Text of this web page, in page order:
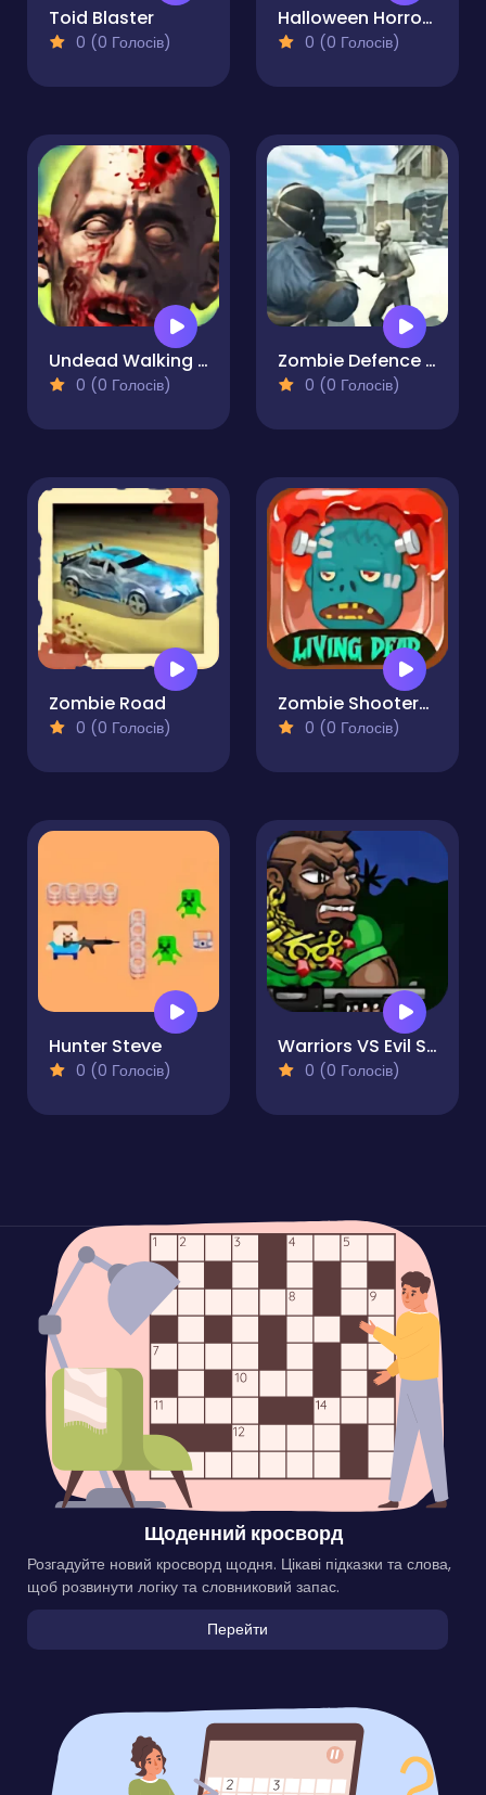
Toid Blaster
0 (0 Голосів)
Halloween Horror Massacre
0 (0 Голосів)
Undead Walking Experiment
0 (0 Голосів)
Zombie Defence Team
0 (0 Голосів)
Zombie Road
0 (0 Голосів)
Zombie Shooter-Shooting Game
0 (0 Голосів)
Hunter Steve
0 (0 Голосів)
Warriors VS Evil Spirits
0 (0 Голосів)
Щоденний кросворд
Розгадуйте новий кросворд щодня. Цікаві підказки та слова,
щоб розвинути логіку та словниковий запас.
Перейти